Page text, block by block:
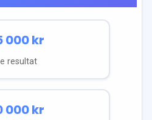
000kr
resultat
000kr